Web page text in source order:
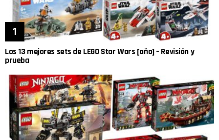
Los 13 mejores sets de LEGO Star Wars [año] – Revisión y
prueba